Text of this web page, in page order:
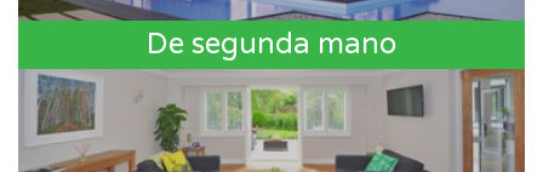
De segunda mano